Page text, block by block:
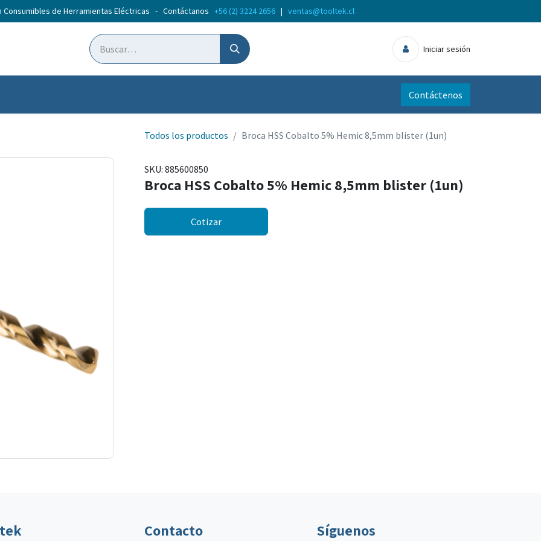
Consumibles de Herramientas Eléctricas - Contáctanos +56 (2) 3224 2656 | ventas@tooltek.cl
Iniciar sesión
Contáctenos
Todos los productos Broca HSS Cobalto 5% Hemic 8,5mm blister (1un)
SKU: 885600850
Broca HSS Cobalto 5% Hemic 8,5mm blister (1un)
Cotizar
Contacto Síguenos